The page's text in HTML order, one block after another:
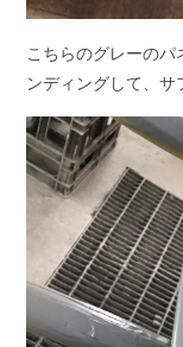
こちらのグレーの
ンディングして、サ